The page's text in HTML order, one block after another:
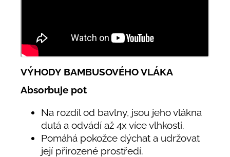
VÝHODY BAMBUSOVÉHO VLÁKA
Absorbuje pot
Na rozdíl od bavlny, jsou jeho vlákna
dutá a odvádí až 4x více vlhkosti.
Pomáhá pokožce dýchat a udržovat
její přirozené prostředí.